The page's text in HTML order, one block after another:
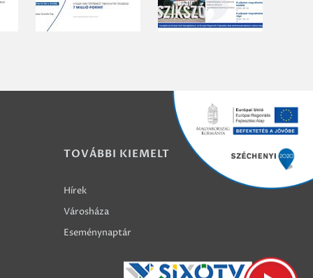
TOVÁBBI KIEMELT
Hírek
Városháza
Eseménynaptár